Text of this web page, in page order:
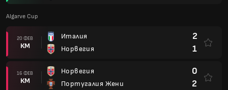
Algarve Cup
20 ФЕВ
КМ
Италия
Норвегия
2
1
16 ФЕВ
КМ
Норвегия
Португалия Жени
0
2